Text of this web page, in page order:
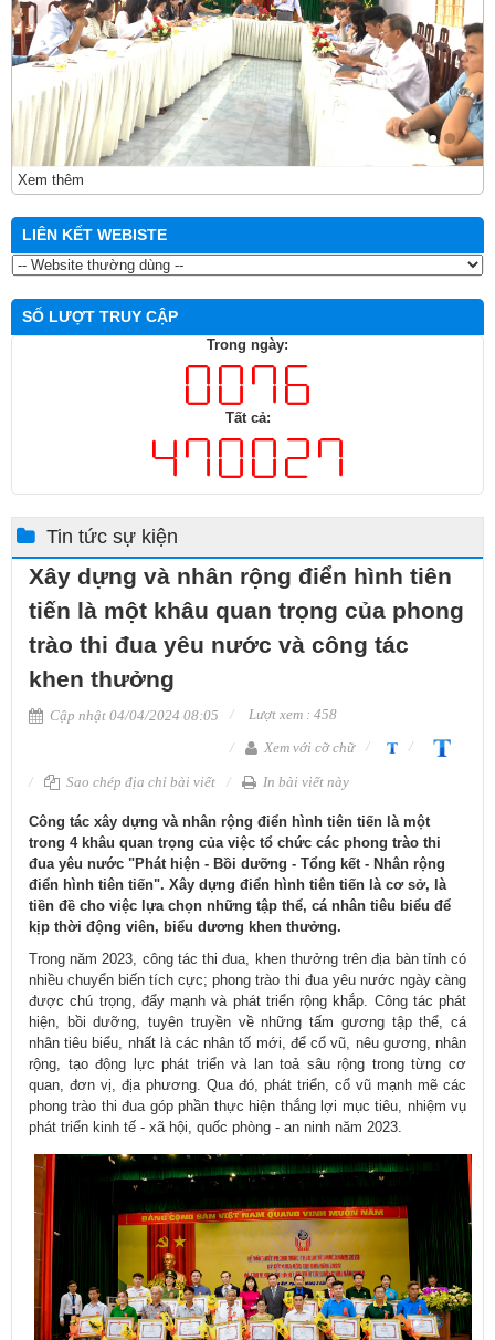
Xem thêm
LIÊN KẾT WEBISTE
SỐ LƯỢT TRUY CẬP
Trong ngày:
Tất cả:
Tin tức sự kiện
Xây dựng và nhân rộng điển hình tiên
tiến là một khâu quan trọng của phong
trào thi đua yêu nước và công tác
khen thưởng
Cập nhật 04/04/2024 08:05
Lượt xem : 458
Xem với cỡ chữ
Sao chép địa chỉ bài viết In bài viết này
Công tác xây dựng và nhân rộng điển hình tiên tiến là một
trong 4 khâu quan trọng của việc tổ chức các phong trào thi
đua yêu nước "Phát hiện - Bồi dưỡng - Tổng kết - Nhân rộng
điển hình tiên tiến". Xây dựng điển hình tiên tiến là cơ sở, là
tiền đề cho việc lựa chọn những tập thể, cá nhân tiêu biểu để
kịp thời động viên, biểu dương khen thưởng.
Trong năm 2023, công tác thi đua, khen thưởng trên địa bàn tỉnh có
nhiều chuyển biến tích cực; phong trào thi đua yêu nước ngày càng
được chú trọng, đẩy mạnh và phát triển rộng khắp. Công tác phát
hiện, bồi dưỡng, tuyên truyền về những tấm gương tập thể, cá
nhân tiêu biểu, nhất là các nhân tố mới, để cổ vũ, nêu gương, nhân
rộng, tạo động lực phát triển và lan toả sâu rộng trong từng cơ
quan, đơn vị, địa phương. Qua đó, phát triển, cổ vũ mạnh mẽ các
phong trào thi đua góp phần thực hiện thắng lợi mục tiêu, nhiệm vụ
phát triển kinh tế - xã hội, quốc phòng - an ninh năm 2023.